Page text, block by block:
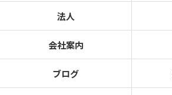
法人
会社案内
ブログ